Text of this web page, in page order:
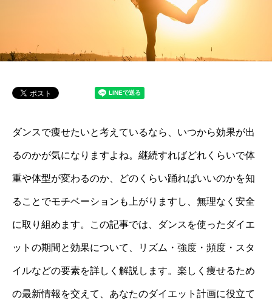
ダンスで痩せたいと考えているなら、いつから効果が出
るのかが気になりますよね。継続すればどれくらいで体
重や体型が変わるのか、どのくらい踊ればいいのかを知
ることでモチベーションも上がりますし、無理なく安全
に取り組めます。この記事では、ダンスを使ったダイエ
ットの期間と効果について、リズム・強度・頻度・スタ
イルなどの要素を詳しく解説します。楽しく痩せるため
の最新情報を交えて、あなたのダイエット計画に役立て